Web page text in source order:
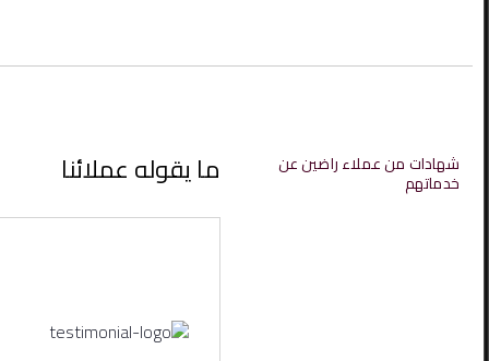
شهادات من عملاء راضين عن
خدماتهم ما يقوله عملائنا